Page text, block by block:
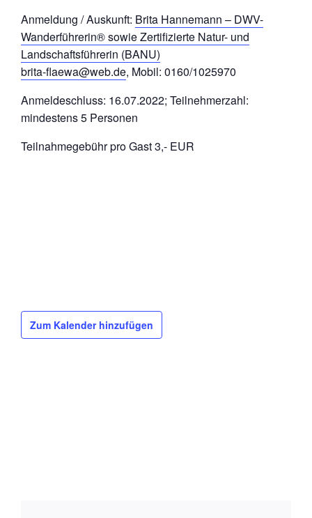
Anmeldung / Auskunft: Brita Hannemann – DWV-
Wanderführerin® sowie Zertifizierte Natur- und
Landschaftsführerin (BANU)
brita-flaewa@web.de, Mobil: 0160/1025970
Anmeldeschluss: 16.07.2022; Teilnehmerzahl:
mindestens 5 Personen
Teilnahmegebühr pro Gast 3,- EUR
Zum Kalender hinzufügen